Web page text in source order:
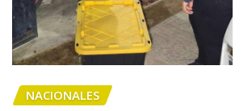
NACIONALES